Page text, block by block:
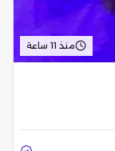
منذ 11 ساعة